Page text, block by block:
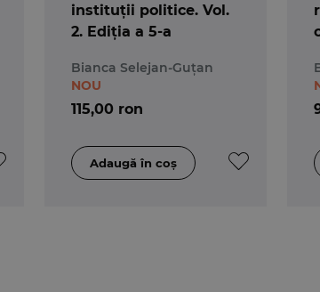
instituții politice. Vol.
2. Ediția a 5-a
Bianca Selejan-Guțan
115,00 ron
NOU